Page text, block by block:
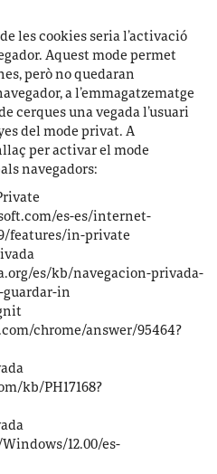
les cookies seria l’activació
Aquest mode permet
però no quedaran
a l’emmagatzematge
cerques una vegada l’usuari
del mode privat. A
per activar el mode
navegadors:
es-es/internet-
features/in-private
es/kb/navegacion-privada-
guardar-in
chrome/answer/95464?
kb/PH17168?
12.00/es-